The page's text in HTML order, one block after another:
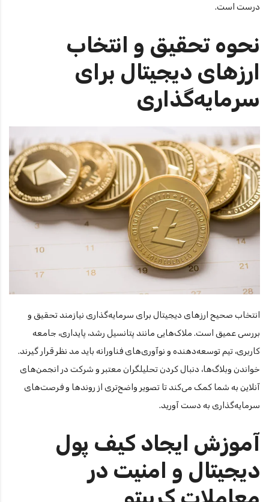
درست است.
نحوه تحقیق و انتخاب
ارزهای دیجیتال برای
سرمایه‌گذاری
انتخاب صحیح ارزهای دیجیتال برای سرمایه‌گذاری نیازمند تحقیق و
بررسی عمیق است. ملاک‌هایی مانند پتانسیل رشد، پایداری، جامعه
کاربری، تیم توسعه‌دهنده و نوآوری‌های فناورانه باید مد نظر قرار گیرند.
خواندن وبلاگ‌ها، دنبال کردن تحلیلگران معتبر و شرکت در انجمن‌های
آنلاین به شما کمک می‌کند تا تصویر واضح‌تری از روندها و فرصت‌های
سرمایه‌گذاری به دست آورید.
آموزش ایجاد کیف پول
دیجیتال و امنیت در